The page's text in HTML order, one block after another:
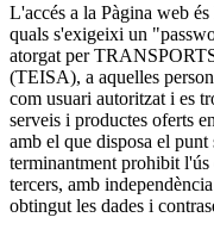
L'accés a la Pàgina web
quals s'exigeixi un
atorgat per
(TEISA), a aquelles
com usuari autoritzat i es
serveis i productes oferts
amb el que disposa el
terminantment prohibit
tercers, amb
obtingut les dades i